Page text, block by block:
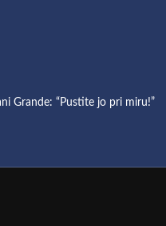
Grande: “Pustite jo pri miru!”